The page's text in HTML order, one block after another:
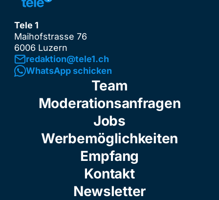
Tele 1
Maihofstrasse 76
6006 Luzern
redaktion@tele1.ch
WhatsApp schicken
Team
Moderationsanfragen
Jobs
Werbemöglichkeiten
Empfang
Kontakt
Newsletter